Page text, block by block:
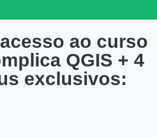
ao curso
QGIS + 4
exclusivos: